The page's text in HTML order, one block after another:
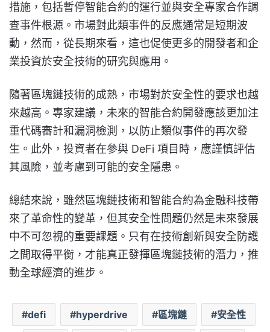
措施，包括暫停智能合約的運行並與安全專家合作調
查事件根源。市場對此類事件的反應通常是短期波
動，然而，從長期來看，這也促使更多的開發者和企
業投資於安全技術的研究與應用。
隨著區塊鏈技術的成熟，市場對於安全性的要求也越
來越高。專家建議，未來的智能合約開發應該更加注
重代碼審計和漏洞檢測，以防止類似事件的再次發
生。此外，投資者在參與 DeFi 項目時，應謹慎評估
其風險，並考慮到可能的安全隱患。
總結來說，雖然區塊鏈技術和智能合約為金融科技帶
來了革命性的變革，但其安全性問題仍然是未來發展
中不可忽視的重要課題。只有在技術創新與安全防護
之間取得平衡，才能真正發揮區塊鏈技術的潛力，推
動全球經濟的進步。
defi hyperdrive 區塊鏈 安全性